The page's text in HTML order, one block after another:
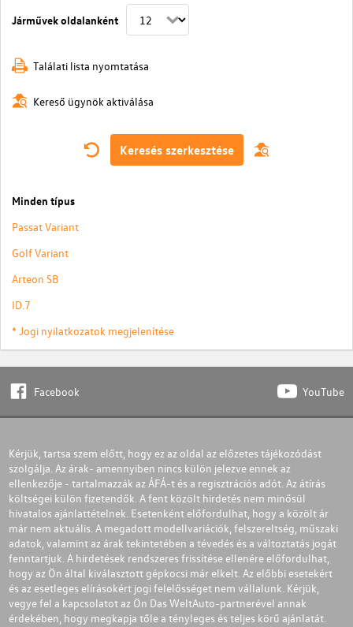
Járművek oldalanként
Találati lista nyomtatása
Kereső ügynök aktiválása
Keresés szerkesztése
Minden típus
Passat Variant
Golf Variant
Arteon SB
ID.7
* Jogi nyilatkozatok megjelenítése
Facebook YouTube
Kérjük, tartsa szem előtt, hogy ez az oldal az előzetes tájékozódást
szolgálja. Az árak- amennyiben nincs külön jelezve ennek az
ellenkezője - tartalmazzák az ÁFÁ-t és a regisztrációs adót. Az átírás
költségei külön fizetendők. A fent közölt hirdetés nem minősül
hivatalos ajánlattételnek. Esetenként előfordulhat, hogy a közölt ár
már nem aktuális. A megadott modellvariációk, felszereltség, műszaki
adatok, valamint az árak tekintetében a tévedés és a változtatás jogát
fenntartjuk. A hirdetések rendszeres frissítése ellenére előfordulhat,
hogy az Ön által kiválasztott gépkocsi már elkelt. Az előbbi esetekért
és az esetleges elírásokért jogi felelősséget nem vállalunk. Kérjük,
vegye fel a kapcsolatot az Ön Das WeltAuto-partnerével annak
érdekében, hogy megkapja tőle a tényleges és teljes körű ajánlatát.